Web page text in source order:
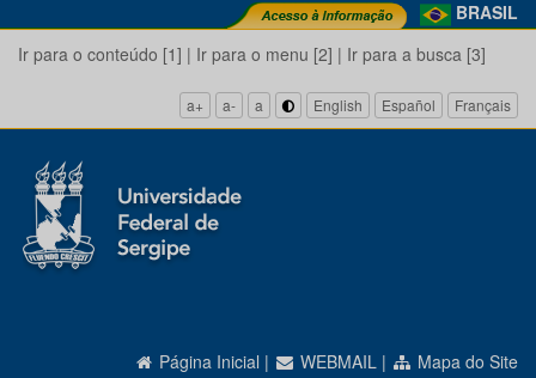
BRASIL
Ir para o conteúdo [1] | Ir para o menu [2] | Ir para a busca [3]
a+ a- a English Español Français
Página Inicial | WEBMAIL | Mapa do Site